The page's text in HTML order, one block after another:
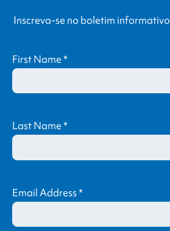
Inscreva-se no boletim informativo
First Name*
Last Name*
Email Address*